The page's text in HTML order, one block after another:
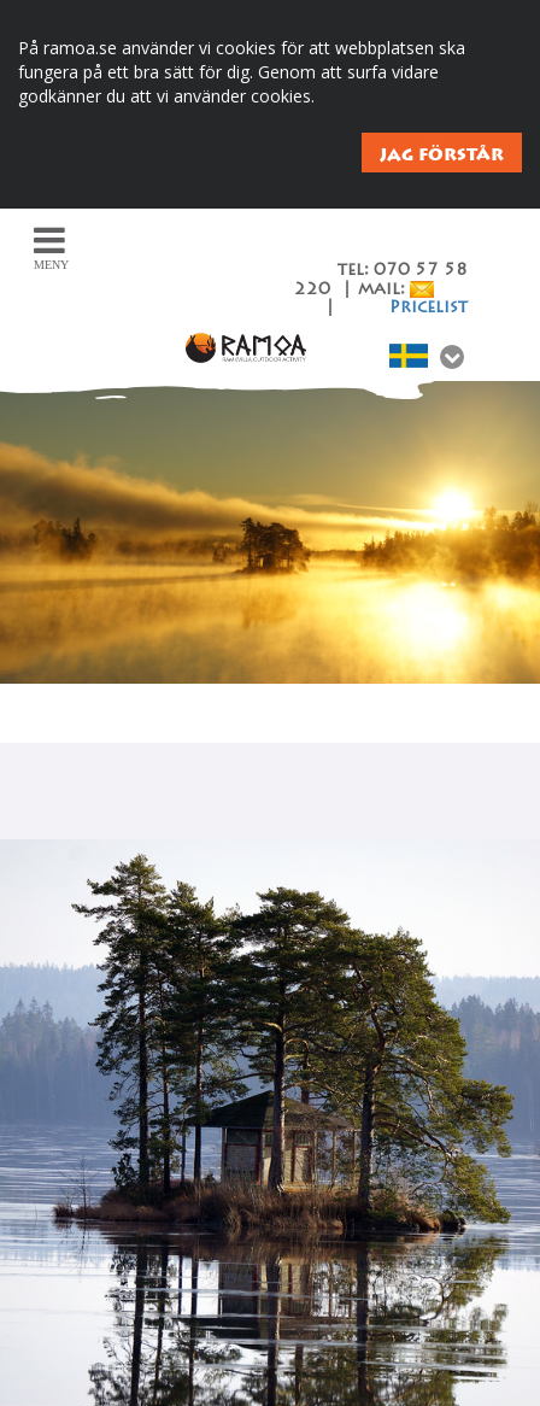
På ramoa.se använder vi cookies för att webbplatsen ska
fungera på ett bra sätt för dig. Genom att surfa vidare
godkänner du att vi använder cookies.
JAG FÖRSTÅR
tel: 070 57 58
220 | mail:
Pricelist
MENY